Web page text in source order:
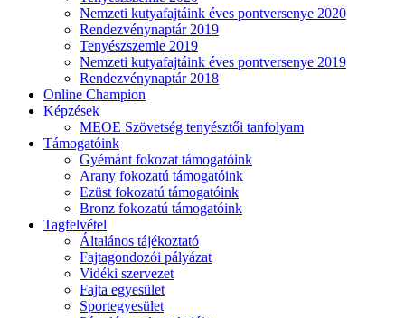
Nemzeti kutyafajtáink éves pontversenye 2020
Rendezvénynaptár 2019
Tenyészszemle 2019
Nemzeti kutyafajtáink éves pontversenye 2019
Rendezvénynaptár 2018
Online Champion
Képzések
MEOE Szövetség tenyésztői tanfolyam
Támogatóink
Gyémánt fokozat támogatóink
Arany fokozatú támogatóink
Ezüst fokozatú támogatóink
Bronz fokozatú támogatóink
Tagfelvétel
Általános tájékoztató
Fajtagondozói pályázat
Vidéki szervezet
Fajta egyesület
Sportegyesület